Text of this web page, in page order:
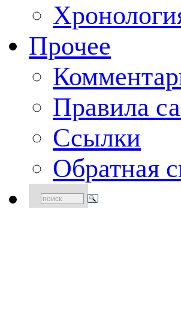
Прочее
Правила
Ссылки
Обратная